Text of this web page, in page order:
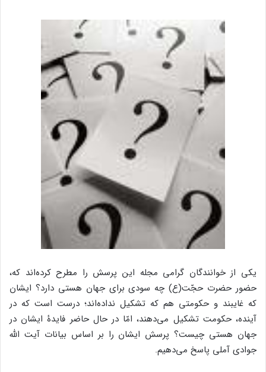
یکی از خوانندگان گرامی مجله این پرسش را مطرح کرده‌اند که،
حضور حضرت حجّت(ع) چه سودی برای جهان هستی دارد؟ ایشان
که غایبند و حکومتی هم که تشکیل نداده‌اند؛ درست است که در
آینده، حکومت تشکیل می‌دهند، امّا در حال حاضر فایدۀ ایشان در
جهان هستی چیست؟ پرسش ایشان را بر اساس بیانات آیت الله
جوادی آملی پاسخ می‌دهیم.